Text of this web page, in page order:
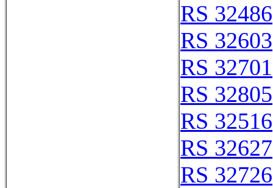
RS 32486
RS 32603
RS 32701
RS 32805
RS 32516
RS 32627
RS 32726